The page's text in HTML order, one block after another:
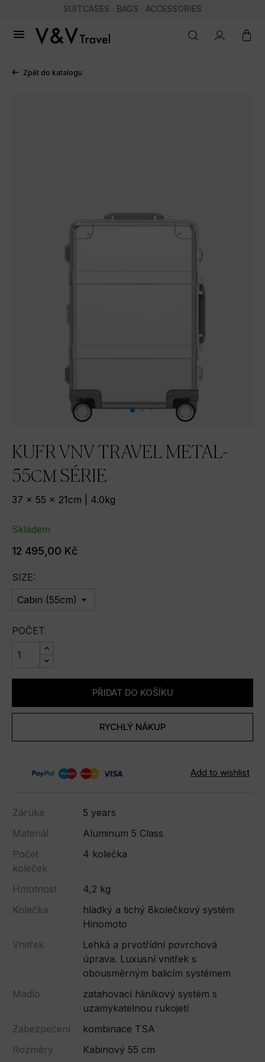
SUITCASES · BAGS · ACCESSORIES

Zpět do katalogu
KUFR VNV TRAVEL METAL-
55СМ SÉRIE
37 x 55 x 21cm | 4.0kg
Skladem
12 495,00 Kč
SIZE:
POČET
PŘIDAT DO KOŠÍKU
RYCHLÝ NÁKUP
Záruka
5 years
Materiál
Aluminum 5 Class
Počet
koleček
4 kolečka
Hmotnost
4,2 kg
Kolečka
hladký a tichý 8kolečkový systém
Hinomoto
Vnitřek
Lehká a prvotřídní povrchová
úprava. Luxusní vnitřek s
obousměrným balicím systémem
Madlo
zatahovací hliníkový systém s
uzamykatelnou rukojetí
Zabezpečení
kombinace TSA
Rozměry
Kabinový 55 cm